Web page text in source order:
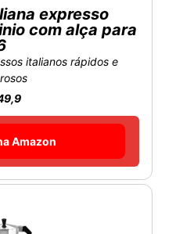
expresso
com alça para
italianos rápidos e
Amazon